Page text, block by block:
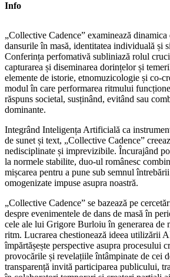
Info
„Collective Cadence” examinează
dansurile în masă, identitatea individuală și
Conferința perfomativă subliniază rolul
capturarea și diseminarea dorințelor și
elemente de istorie, etnomuzicologie și co-
modul în care performarea ritmului
răspuns societal, susținând, evitând sau
dominante.
Integrând Inteligența Artificială ca
de sunet și text, „Collective Cadence”
nedisciplinate și imprevizibile. Încurajând
la normele stabilite, duo-ul românesc
mișcarea pentru a pune sub semnul
omogenizate impuse asupra noastră.
„Collective Cadence” se bazează pe
despre evenimentele de dans de masă în
cele ale lui Grigore Burloiu în generarea de
ritm. Lucrarea chestionează ideea utilizării
împărtășește perspective asupra procesului
provocările și revelațiile întâmpinate de cei
transparență invită participarea publicului,